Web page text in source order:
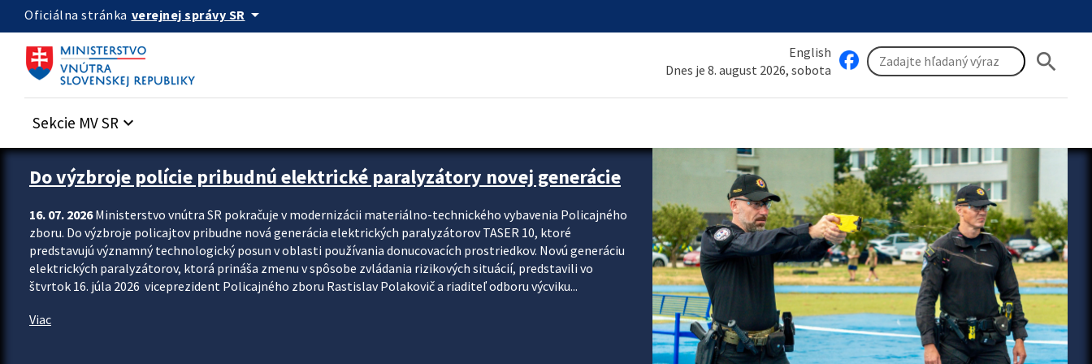
Preskocit na hlavný obsah
Oficiálna stránka verejnej správy SR arrow_drop_down
English
Dnes je 8. august 2026, sobota
search
Sekcie MV SR keyboard_arrow_down
Zastavit automatický posun upútavok
Do výzbroje polície pribudnú elektrické paralyzátory novej generácie
16. 07. 2026Ministerstvo vnútra SR pokračuje v modernizácii materiálno-technického vybavenia Policajného
zboru. Do výzbroje policajtov pribudne nová generácia elektrických paralyzátorov TASER 10, ktoré
predstavujú významný technologický posun v oblasti používania donucovacích prostriedkov. Novú generáciu
elektrických paralyzátorov, ktorá prináša zmenu v spôsobe zvládania rizikových situácií, predstavili vo
štvrtok 16. júla 2026 viceprezident Policajného zboru Rastislav Polakovič a riaditeľ odboru výcviku...
Viac